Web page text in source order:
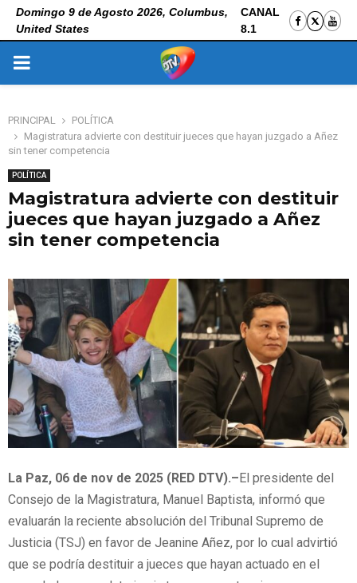
Domingo 9 de Agosto 2026, Columbus,
United States
CANAL
8.1
PRIMARY
PRINCIPAL
POLÍTICA
Magistratura advierte con destituir jueces que hayan juzgado a Añez
sin tener competencia
POLÍTICA
Magistratura advierte con destituir
jueces que hayan juzgado a Añez
sin tener competencia
La Paz, 06 de nov de 2025 (RED DTV).– El presidente del
Consejo de la Magistratura, Manuel Baptista, informó que
evaluarán la reciente absolución del Tribunal Supremo de
Justicia (TSJ) en favor de Jeanine Añez, por lo cual advirtió
que se podría destituir a jueces que hayan actuado en el